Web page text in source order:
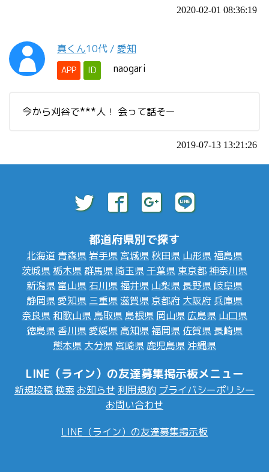
2020-02-01 08:36:19
真くん10代 / 愛知
APP ID naogari
今から刈谷で***人！ 会って話そー
2019-07-13 13:21:26
都道府県別で探す
北海道 青森県 岩手県 宮城県 秋田県 山形県福島県
茨城県 栃木県群馬県埼玉県 千葉県 東京都神奈川県
新潟県 富山県 石川県福井県 山梨県 長野県 岐阜県
静岡県愛知県 三重県滋賀県 京都府 大阪府 兵庫県
奈良県 和歌山県 鳥取県 島根県 岡山県 広島県 山口県
徳島県 香川県愛媛県 高知県福岡県 佐賀県 長崎県
熊本県 大分県 宮崎県 鹿児島県 沖縄県
LINE（ライン）の友達募集掲示板メニュー
新規投稿 検索 お知らせ 利用規約 プライバシーポリシー
お問い合わせ
LINE（ライン）の友達募集掲示板